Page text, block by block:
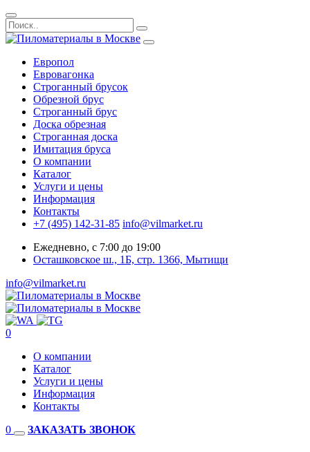
Европол
Евровагонка
Строганный брусок
Обрезной брус
Строганный брус
Доска обрезная
Строганная доска
Имитация бруса
О компании
Каталог
Услуги и цены
Информация
Контакты
+7 (495) 142-31-85 info@vilmarket.ru
Ежедневно, с 7:00 до 19:00
Осташковское ш., 1Б, стр. 1366, Мытищи
info@vilmarket.ru
0
О компании
Каталог
Услуги и цены
Информация
Контакты
0
ЗАКАЗАТЬ ЗВОНОК